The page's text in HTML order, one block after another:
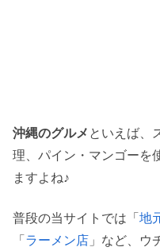
沖縄のグルメ といえば、
理、パイン・マンゴーを
ますよね♪
普段の当サイトでは「地
「ラーメン店 」など、ウ